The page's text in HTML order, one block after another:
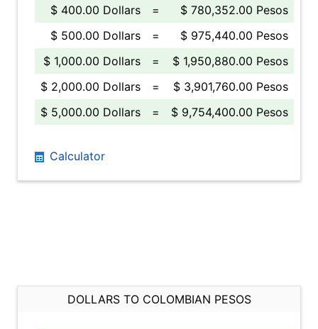
$ 400.00 Dollars
=
$ 780,352.00 Pesos
$ 500.00 Dollars
=
$ 975,440.00 Pesos
$ 1,000.00 Dollars
=
$ 1,950,880.00 Pesos
$ 2,000.00 Dollars
=
$ 3,901,760.00 Pesos
$ 5,000.00 Dollars
= $ 9,754,400.00 Pesos
Calculator
DOLLARS TO COLOMBIAN PESOS